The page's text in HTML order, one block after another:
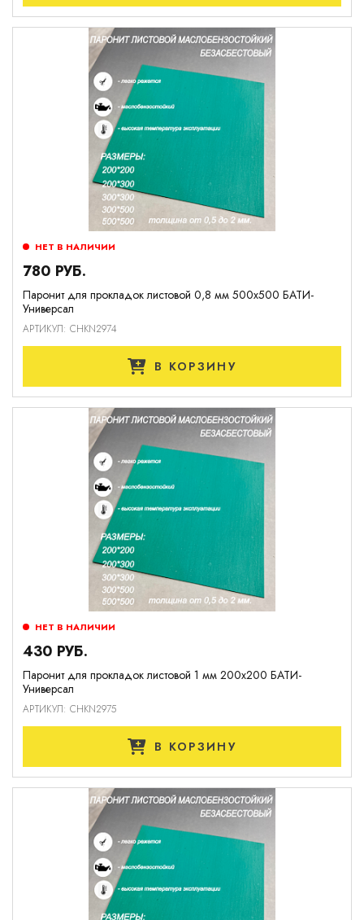
Паронит для прокладок листовой 0,8 мм 500х500 БАТИ-
Универсал
АРТИКУЛ: CHKN2974
НЕТ В НАЛИЧИИ
780 РУБ.
В КОРЗИНУ
Паронит для прокладок листовой 1 мм 200х200 БАТИ-
Универсал
АРТИКУЛ: CHKN2975
НЕТ В НАЛИЧИИ
430 РУБ.
В КОРЗИНУ